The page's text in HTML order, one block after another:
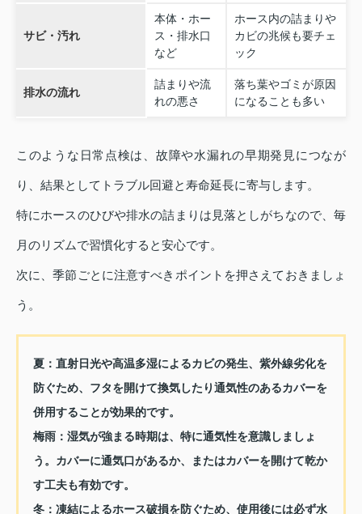
サビ・汚れ
本体・ホー
ス・排水口
など
ホース内の詰まりや
カビの兆候も要チェ
ック
排水の流れ
詰まりや流
れの悪さ
落ち葉やゴミが原因
になることも多い
このような日常点検は、故障や水漏れの早期発見につなが
り、結果としてトラブル回避と寿命延長に寄与します。
特にホースのひびや排水の詰まりは見落としがちなので、毎
月のリズムで習慣化すると安心です。
次に、季節ごとに注意すべきポイントを押さえておきましょ
う。
夏：直射日光や高温多湿によるカビの発生、紫外線劣化を
防ぐため、フタを開けて換気したり通気性のあるカバーを
併用することが効果的です。
梅雨：湿気が強まる時期は、特に通気性を意識しましょ
う。カバーに通気口があるか、またはカバーを開けて乾か
す工夫も有効です。
冬：凍結によるホース破損を防ぐため、使用後には必ず水